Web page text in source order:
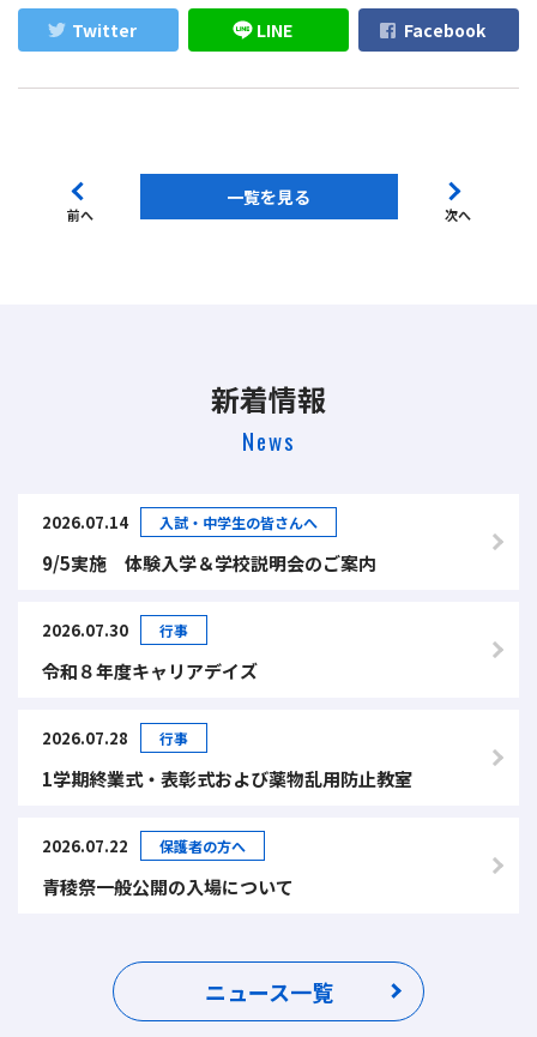
Twitter LINE Facebook
前へ
一覧を見る
次へ
新着情報
News
2026.07.14 入試・中学生の皆さんへ
9/5実施 体験入学＆学校説明会のご案内
2026.07.30 行事
令和８年度キャリアデイズ
2026.07.28 行事
1学期終業式・表彰式および薬物乱用防止教室
2026.07.22 保護者の方へ
青稜祭一般公開の入場について
ニュース一覧